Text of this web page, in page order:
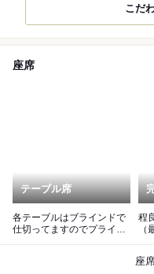
こだ
座席
テーブル席
各テーブルはブラインドで
仕切ってますのでプライベ
程
（
座